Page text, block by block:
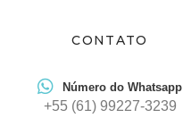
CONTATO
Número do Whatsapp
+55 (61) 99227-3239